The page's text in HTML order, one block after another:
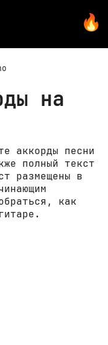
на
аккорды песни
полный текст
размещены в
как